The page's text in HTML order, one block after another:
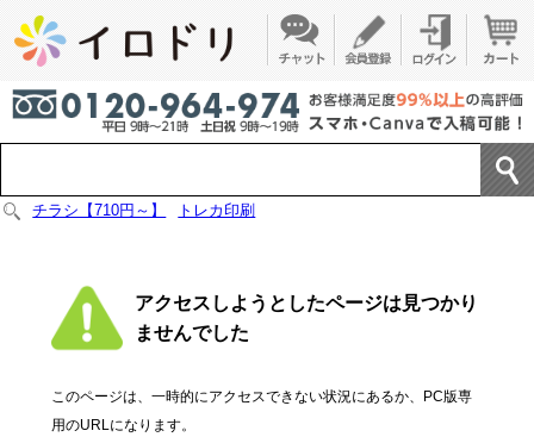
チラシ【710円～】 トレカ印刷
アクセスしようとしたページは見つかり
ませんでした
このページは、一時的にアクセスできない状況にあるか、PC版専
用のURLになります。